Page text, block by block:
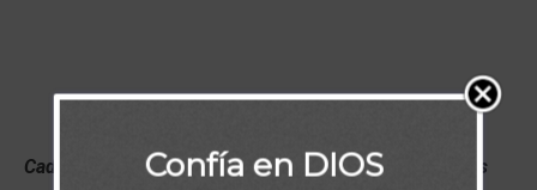
Cada uno según el don que ha recibido, minístrelo a los
Confía en DIOS